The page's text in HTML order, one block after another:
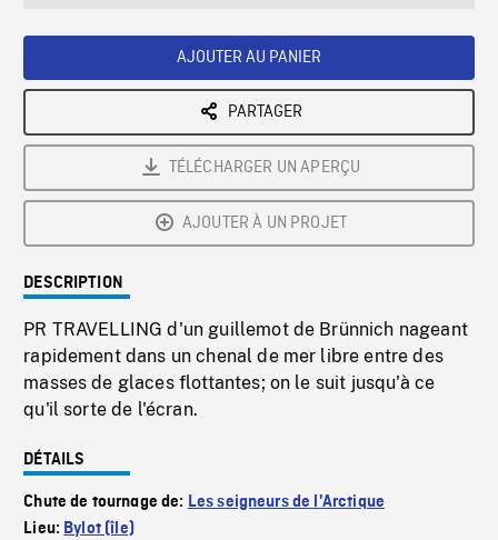
AJOUTER AU PANIER
PARTAGER
TÉLÉCHARGER UN APERÇU
AJOUTER À UN PROJET
DESCRIPTION
PR TRAVELLING d'un guillemot de Brünnich nageant
rapidement dans un chenal de mer libre entre des
masses de glaces flottantes; on le suit jusqu'à ce
qu'il sorte de l'écran.
DÉTAILS
Chute de tournage de: Les seigneurs de l'Arctique
Lieu: Bylot (île)